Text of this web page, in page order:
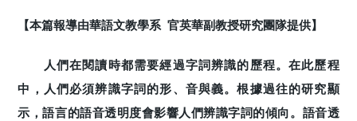
【本篇報導由華語文教學系 官英華副教授研究團隊提供】
人們在閱讀時都需要經過字詞辨識的歷程。在此歷程
中，人們必須辨識字詞的形、音與義。根據過往的研究顯
示，語言的語音透明度會影響人們辨識字詞的傾向。語音透